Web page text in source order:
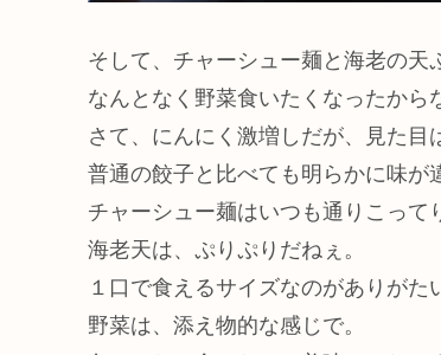
そして、チャーシュー麺と海老の天
なんとなく野菜食いたくなったから
さて、にんにく激増しだが、見た目
普通の餃子と比べても明らかに味が
チャーシュー麺はいつも通りこって
海老天は、ぷりぷりだねぇ。
１口で食えるサイズなのがありがた
野菜は、添え物的な感じで。